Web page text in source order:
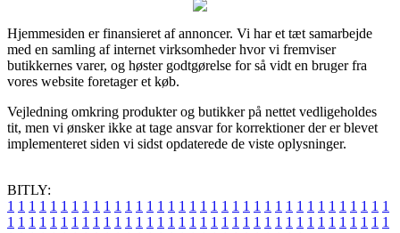
Hjemmesiden er finansieret af annoncer. Vi har et tæt samarbejde
med en samling af internet virksomheder hvor vi fremviser
butikkernes varer, og høster godtgørelse for så vidt en bruger fra
vores website foretager et køb.
Vejledning omkring produkter og butikker på nettet vedligeholdes
tit, men vi ønsker ikke at tage ansvar for korrektioner der er blevet
implementeret siden vi sidst opdaterede de viste oplysninger.
BITLY:
1 1 1 1 1 1 1 1 1 1 1 1 1 1 1 1 1 1 1 1 1 1 1 1 1 1 1 1 1 1 1 1 1 1 1 1
1 1 1 1 1 1 1 1 1 1 1 1 1 1 1 1 1 1 1 1 1 1 1 1 1 1 1 1 1 1 1 1 1 1 1 1